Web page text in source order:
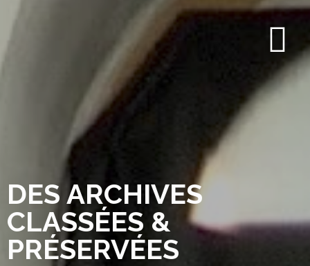
DES ARCHIVES
CLASSÉES &
PRÉSERVÉES